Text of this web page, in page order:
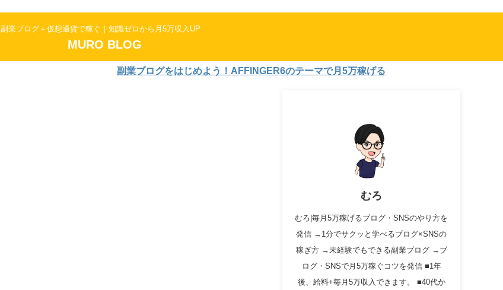
副業ブログ＋仮想通貨で稼ぐ｜知識ゼロから月5万収入UP
MURO BLOG
副業ブログをはじめよう！AFFINGER6のテーマで月5万稼げる
むろ
むろ|毎月5万稼げるブログ・SNSのやり方を
発信 →1分でサクッと学べるブログ×SNSの
稼ぎ方 →未経験でもできる副業ブログ →ブ
ログ・SNSで月5万稼ぐコツを発信 ■1年
後、給料+毎月5万収入できます。 ■40代か